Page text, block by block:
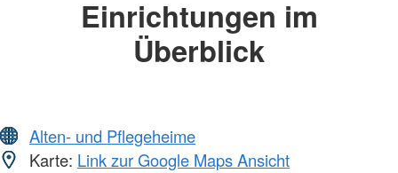
Einrichtungen im
Überblick
Alten- und Pflegeheime
Karte: Link zur Google Maps Ansicht